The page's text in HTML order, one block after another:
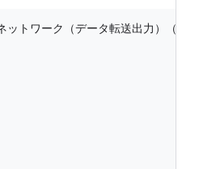
トワーク（データ転送出力）（1